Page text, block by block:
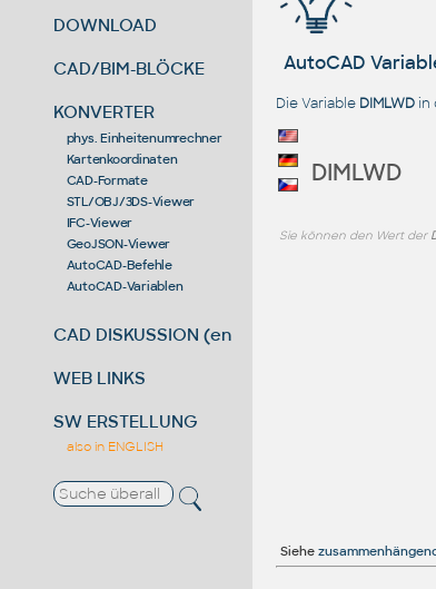
DOWNLOAD
CAD/BIM-BLÖCKE
KONVERTER
phys. Einheitenumrechner
Kartenkoordinaten
CAD-Formate
STL/OBJ/3DS-Viewer
IFC-Viewer
GeoJSON-Viewer
AutoCAD-Befehle
AutoCAD-Variablen
CAD DISKUSSION (en)
WEB LINKS
SW ERSTELLUNG
also in ENGLISH
AutoCAD
Die Variable DIMLWDin
DIMLWD
Sie können den Wert der
Siehe